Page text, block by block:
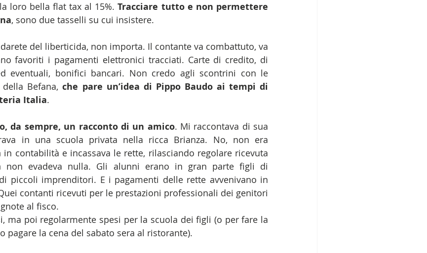
loro bella flat tax al 15%. Tracciare tutto e non permettere
, sono due tasselli su cui insistere.
del liberticida, non importa. Il contante va combattuto, va
favoriti i pagamenti elettronici tracciati. Carte di credito, di
eventuali, bonifici bancari. Non credo agli scontrini con le
della Befana, che pare un’idea di Pippo Baudo ai tempi di
Italia.
da sempre, un racconto di un amico. Mi raccontava di sua
in una scuola privata nella ricca Brianza. No, non era
in contabilità e incassava le rette, rilasciando regolare ricevuta
non evadeva nulla. Gli alunni erano in gran parte figli di
piccoli imprenditori. E i pagamenti delle rette avvenivano in
contanti ricevuti per le prestazioni professionali dei genitori
al fisco.
ma poi regolarmente spesi per la scuola dei figli (o per fare la
pagare la cena del sabato sera al ristorante).